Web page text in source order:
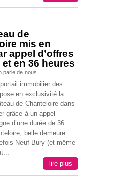
de
mis en
appel d’offres
en 36 heures
parle de nous
immobilier des
en exclusivité la
de Chanteloire dans
grâce à un appel
d’une durée de 36
belle demeure
Neuf-Bury (et même
lire plus